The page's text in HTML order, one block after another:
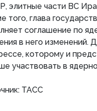
элитные части ВС
того, глава
соглашение по
в него изменений.
которому и
участвовать в
ТАСС